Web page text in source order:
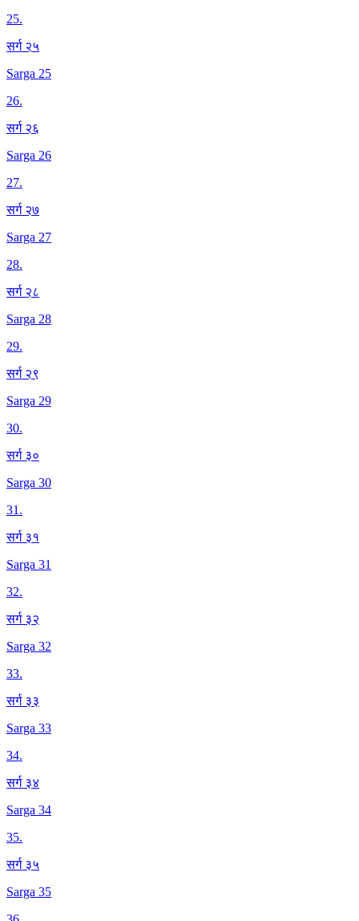
25.
सर्ग २५
Sarga 25
26.
सर्ग २६
Sarga 26
27.
सर्ग २७
Sarga 27
28.
सर्ग २८
Sarga 28
29.
सर्ग २९
Sarga 29
30.
सर्ग ३०
Sarga 30
31.
सर्ग ३१
Sarga 31
32.
सर्ग ३२
Sarga 32
33.
सर्ग ३३
Sarga 33
34.
सर्ग ३४
Sarga 34
35.
सर्ग ३५
Sarga 35